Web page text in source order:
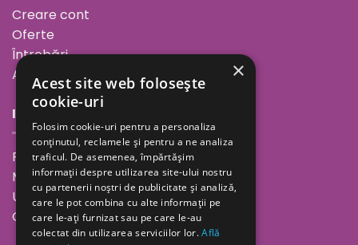
Creare cont
Oferte
Întrebări
ANPC
INFORMAȚII
Povestea noastră
Minutul de inspirație
Unde ne găsești
Cariere
×
Acest site web folosește
cookie-uri
Folosim cookie-uri pentru a personaliza
conținutul, reclamele și pentru a ne analiza
traficul. De asemenea, împărtășim
informații despre utilizarea site-ului nostru
cu partenerii noștri de publicitate și analiză,
care le pot combina cu alte informații pe
care le-ați furnizat sau pe care le-au
colectat din utilizarea serviciilor lor.Află